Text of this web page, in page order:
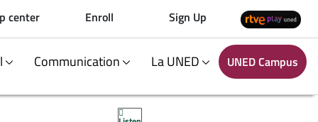
center Enroll Sign Up
Communication La UNED UNED Campus